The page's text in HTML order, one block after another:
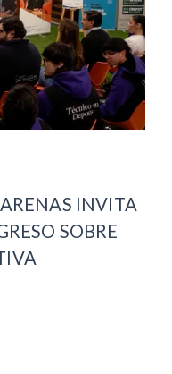
INVITA
SOBRE